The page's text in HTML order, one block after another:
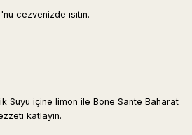
cezvenizde ısıtın.
Suyu içine limon ile Bone Sante Baharat
katlayın.